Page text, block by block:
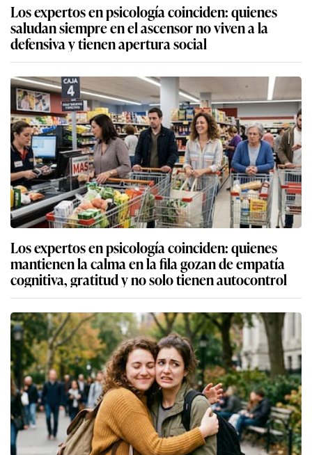
Los expertos en psicología coinciden: quienes
saludan siempre en el ascensor no viven a la
defensiva y tienen apertura social
Los expertos en psicología coinciden: quienes
mantienen la calma en la fila gozan de empatía
cognitiva, gratitud y no solo tienen autocontrol